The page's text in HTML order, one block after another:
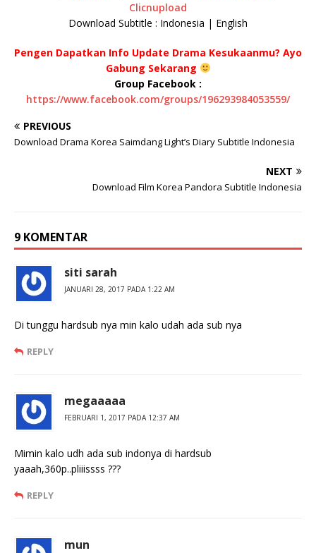
Clicnupload
Download Subtitle : Indonesia | English
Pengen Dapatkan Info Update Drama Kesukaanmu? Ayo
Gabung Sekarang
Group Facebook :
https://www.facebook.com/groups/196293984053559/
PREVIOUS
Download Drama Korea Saimdang Light’s Diary Subtitle Indonesia
NEXT
Download Film Korea Pandora Subtitle Indonesia
9 KOMENTAR
siti sarah
JANUARI 28, 2017 PADA 1:22 AM
Di tunggu hardsub nya min kalo udah ada sub nya
REPLY
megaaaaa
FEBRUARI 1, 2017 PADA 12:37 AM
Mimin kalo udh ada sub indonya di hardsub
yaaah,360p..pliiissss ???
REPLY
mun